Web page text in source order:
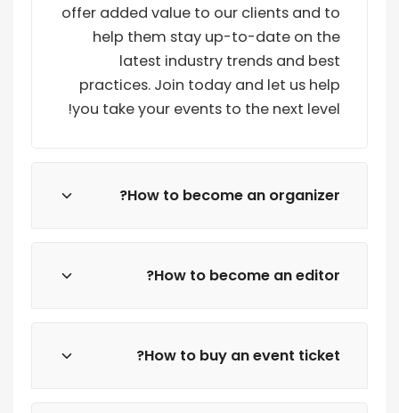
offer added value to our clients and to
help them stay up-to-date on the
latest industry trends and best
practices. Join today and let us help
you take your events to the next level!
How to become an organizer?
How to become an editor?
How to buy an event ticket?